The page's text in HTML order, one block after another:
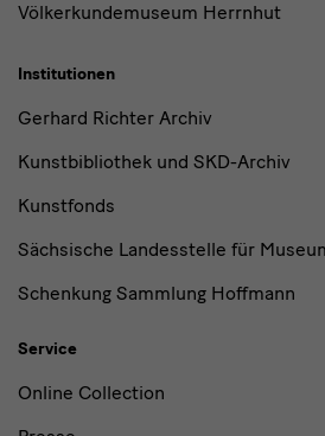
Völkerkundemuseum Herrnhut
Institutionen
Gerhard Richter Archiv
Kunstbibliothek und SKD-Archiv
Kunstfonds
Sächsische Landesstelle für
Schenkung Sammlung Hoffmann
Service
Online Collection